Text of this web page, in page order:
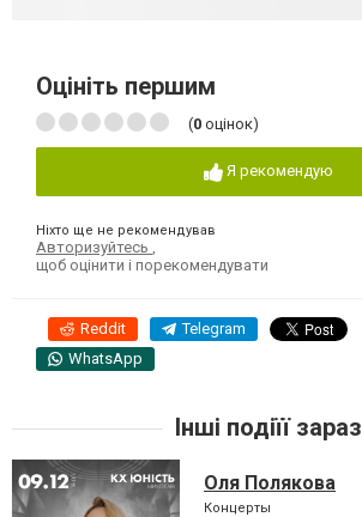
Оцініть першим
(0 оцінок)
Я рекомендую
Ніхто ще не рекомендував
Авторизуйтесь
щоб оцінити і порекомендувати
Reddit Telegram
WhatsApp
Інші подіїї зараз
Оля Полякова
Концерты